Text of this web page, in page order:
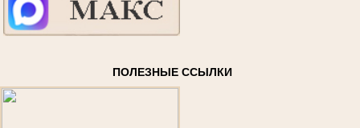
ПОЛЕЗНЫЕ ССЫЛКИ